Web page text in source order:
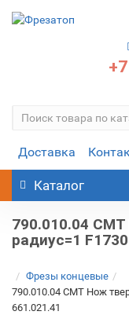
Доставка
Каталог
790.010.04
радиус=1
Фрезы концевые
790.010.04 CMT Нож
661.021.41